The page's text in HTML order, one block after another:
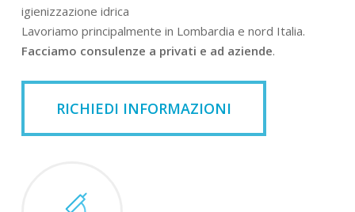
igienizzazione idrica
Lavoriamo principalmente in Lombardia e nord Italia.
Facciamo consulenze a privati e ad aziende.
RICHIEDI INFORMAZIONI